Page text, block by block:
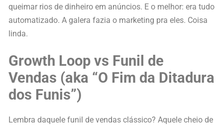
queimar rios de dinheiro em anúncios. E o melhor: era tudo
automatizado. A galera fazia o marketing pra eles. Coisa
linda.
Growth Loop vs Funil de
Vendas (aka “O Fim da Ditadura
dos Funis”)
Lembra daquele funil de vendas clássico? Aquele cheio de